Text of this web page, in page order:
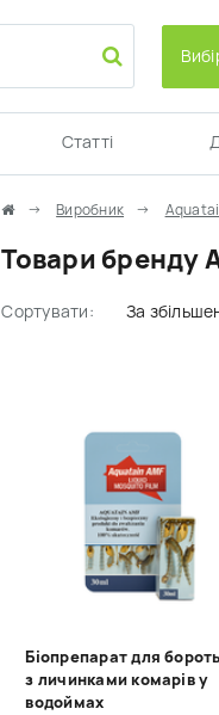
Статті
Виробник
Товари бренду
Сортувати: За
Біопрепарат для
з личинками комарів у
водоймах